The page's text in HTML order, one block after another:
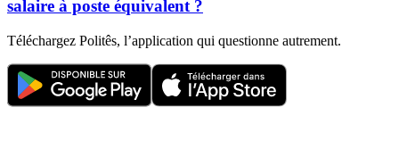
salaire à poste équivalent ?
Téléchargez Politês, l’application qui questionne autrement.